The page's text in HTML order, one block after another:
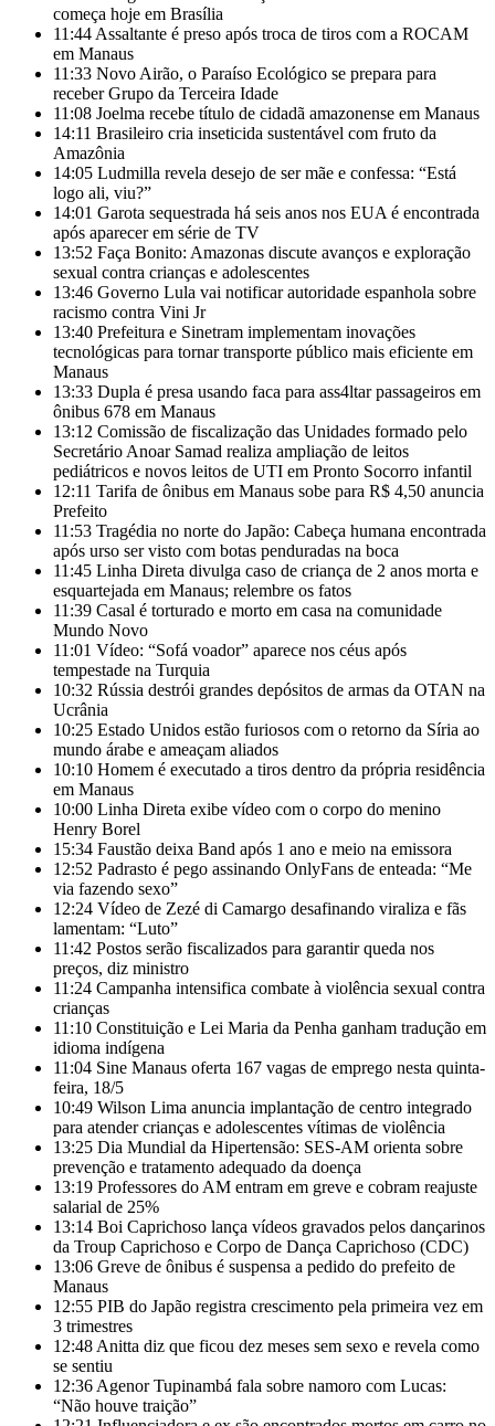
começa hoje em Brasília
11:44 Assaltante é preso após troca de tiros com a ROCAM
em Manaus
11:33 Novo Airão, o Paraíso Ecológico se prepara para
receber Grupo da Terceira Idade
11:08 Joelma recebe título de cidadã amazonense em Manaus
14:11 Brasileiro cria inseticida sustentável com fruto da
Amazônia
14:05 Ludmilla revela desejo de ser mãe e confessa: “Está
logo ali, viu?”
14:01 Garota sequestrada há seis anos nos EUA é encontrada
após aparecer em série de TV
13:52 Faça Bonito: Amazonas discute avanços e exploração
sexual contra crianças e adolescentes
13:46 Governo Lula vai notificar autoridade espanhola sobre
racismo contra Vini Jr
13:40 Prefeitura e Sinetram implementam inovações
tecnológicas para tornar transporte público mais eficiente em
Manaus
13:33 Dupla é presa usando faca para ass4ltar passageiros em
ônibus 678 em Manaus
13:12 Comissão de fiscalização das Unidades formado pelo
Secretário Anoar Samad realiza ampliação de leitos
pediátricos e novos leitos de UTI em Pronto Socorro infantil
12:11 Tarifa de ônibus em Manaus sobe para R$ 4,50 anuncia
Prefeito
11:53 Tragédia no norte do Japão: Cabeça humana encontrada
após urso ser visto com botas penduradas na boca
11:45 Linha Direta divulga caso de criança de 2 anos morta e
esquartejada em Manaus; relembre os fatos
11:39 Casal é torturado e morto em casa na comunidade
Mundo Novo
11:01 Vídeo: “Sofá voador” aparece nos céus após
tempestade na Turquia
10:32 Rússia destrói grandes depósitos de armas da OTAN na
Ucrânia
10:25 Estado Unidos estão furiosos com o retorno da Síria ao
mundo árabe e ameaçam aliados
10:10 Homem é executado a tiros dentro da própria residência
em Manaus
10:00 Linha Direta exibe vídeo com o corpo do menino
Henry Borel
15:34 Faustão deixa Band após 1 ano e meio na emissora
12:52 Padrasto é pego assinando OnlyFans de enteada: “Me
via fazendo sexo”
12:24 Vídeo de Zezé di Camargo desafinando viraliza e fãs
lamentam: “Luto”
11:42 Postos serão fiscalizados para garantir queda nos
preços, diz ministro
11:24 Campanha intensifica combate à violência sexual contra
crianças
11:10 Constituição e Lei Maria da Penha ganham tradução em
idioma indígena
11:04 Sine Manaus oferta 167 vagas de emprego nesta quinta-
feira, 18/5
10:49 Wilson Lima anuncia implantação de centro integrado
para atender crianças e adolescentes vítimas de violência
13:25 Dia Mundial da Hipertensão: SES-AM orienta sobre
prevenção e tratamento adequado da doença
13:19 Professores do AM entram em greve e cobram reajuste
salarial de 25%
13:14 Boi Caprichoso lança vídeos gravados pelos dançarinos
da Troup Caprichoso e Corpo de Dança Caprichoso (CDC)
13:06 Greve de ônibus é suspensa a pedido do prefeito de
Manaus
12:55 PIB do Japão registra crescimento pela primeira vez em
3 trimestres
12:48 Anitta diz que ficou dez meses sem sexo e revela como
se sentiu
12:36 Agenor Tupinambá fala sobre namoro com Lucas:
“Não houve traição”